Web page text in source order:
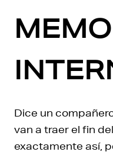
Dice un
van a traer el fin
exactamente así,